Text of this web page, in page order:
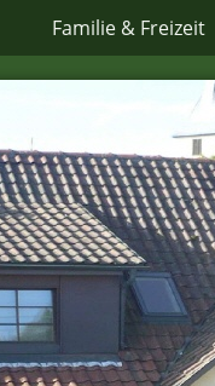
Familie & Freizeit